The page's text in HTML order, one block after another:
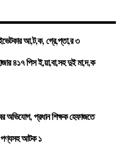
আ,ট,ক, গ্রে,প্তা,র ৩
৪১৭ পিস ই,য়া,বা,সহ দুই মা,দ,ক
অভিযোগ, প্রধান শিক্ষক হেফাজতে
পণ্যসহ আটক ১